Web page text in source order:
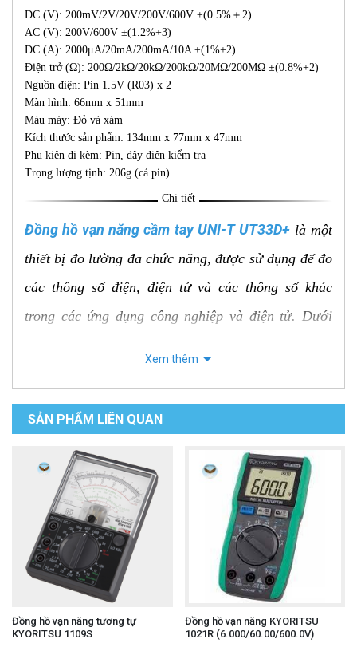
DC (V): 200mV/2V/20V/200V/600V ±(0.5%＋2)
AC (V): 200V/600V ±(1.2%+3)
DC (A): 2000μA/20mA/200mA/10A ±(1%+2)
Điện trở (Ω): 200Ω/2kΩ/20kΩ/200kΩ/20MΩ/200MΩ ±(0.8%+2)
Nguồn điện: Pin 1.5V (R03) x 2
Màn hình: 66mm x 51mm
Màu máy: Đỏ và xám
Kích thước sản phẩm: 134mm x 77mm x 47mm
Phụ kiện đi kèm: Pin, dây điện kiểm tra
Trọng lượng tịnh: 206g (cả pin)
Chi tiết
Đồng hồ vạn năng cầm tay UNI-T UT33D+là một
thiết bị đo lường đa chức năng, được sử dụng để đo
các thông số điện, điện tử và các thông số khác
trong các ứng dụng công nghiệp và điện tử. Dưới
Một số tính năng của đồng hồ vạn năng
cầm tay UNI-T UT33D+
Hiển thị
đếm: 2000
Chọn dải tự
động:
Không
Chu kì hoạt
động: Không
Kiểm tra
Kiểm tra liên
tục (còi kêu) :
Chuông báo
nhập: Có
Tổng trở
vào: ≈10MΩ
Cấp đo
lường: CAT
II 600V
Xem thêm
SẢN PHẨM LIÊN QUAN
Đồng hồ vạn năng tương tự
KYORITSU 1109S
Đồng hồ vạn năng KYORITSU
1021R (6.000/60.00/600.0V)